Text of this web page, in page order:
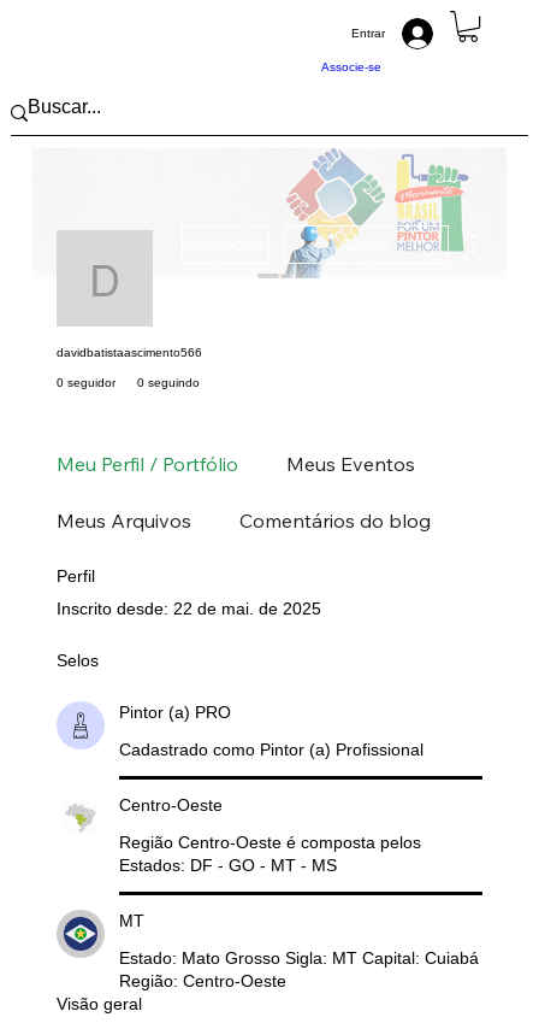
Associe-se
Entrar
Seguir
davidbatistaascimento566
0 seguidor 0 seguindo
Meu Perfil / Portfólio Meus Eventos
Meus Arquivos Comentários do blog
Perfil
Inscrito desde: 22 de mai. de 2025
Selos
Pintor (a) PRO
Cadastrado como Pintor (a) Profissional
Centro-Oeste
Região Centro-Oeste é composta pelos
Estados: DF - GO - MT - MS
MT
Estado: Mato Grosso Sigla: MT Capital: Cuiabá
Região: Centro-Oeste
Visão geral